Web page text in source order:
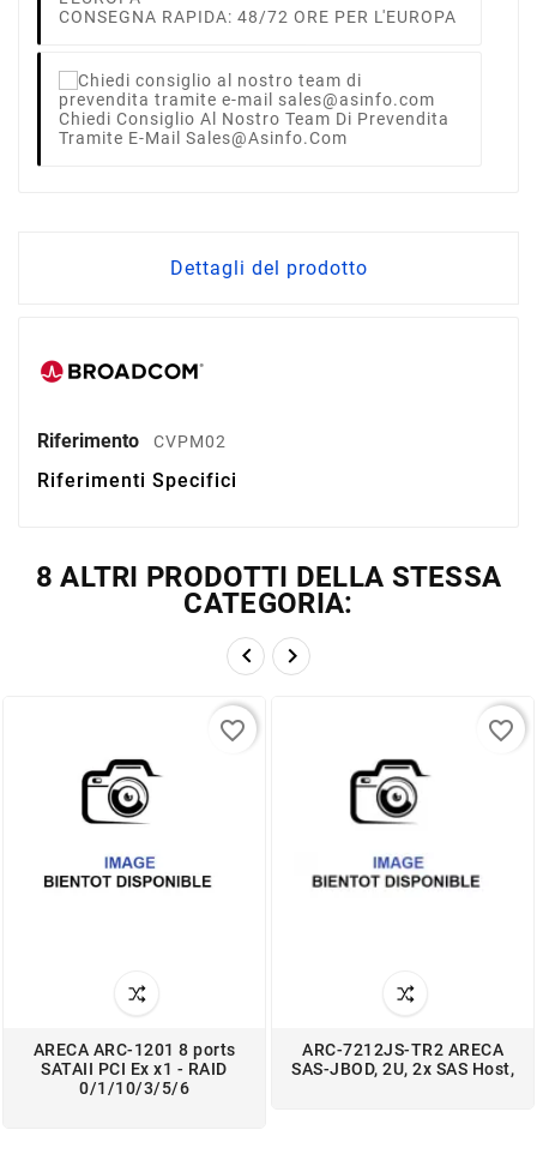
CONSEGNA RAPIDA: 48/72 ORE PER L'EUROPA
Chiedi Consiglio Al Nostro Team Di Prevendita
Tramite E-Mail Sales@asinfo.com
Dettagli del prodotto
Riferimento CVPM02
Riferimenti Specifici
8 ALTRI PRODOTTI DELLA STESSA
CATEGORIA:
 
ARECA ARC-1201 8 ports
SATAII PCI Ex x1 - RAID
0/1/10/3/5/6
favorite_border
ARC-7212JS-TR2 ARECA
SAS-JBOD, 2U, 2x SAS Host,
favorite_border